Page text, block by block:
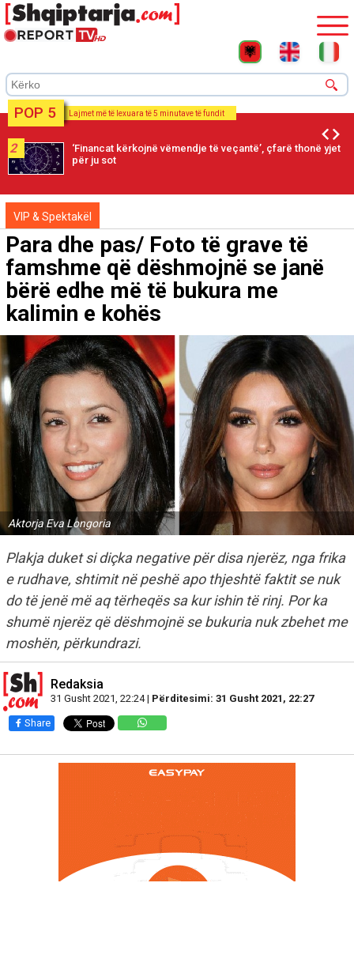
POP 5 Lajmet më të lexuara të 5 minutave të fundit
2
‘Financat kërkojnë vëmendje të veçantë’, çfarë thonë yjet
për ju sot
VIP & Spektakël
Para dhe pas/ Foto të grave të
famshme që dëshmojnë se janë
bërë edhe më të bukura me
kalimin e kohës
Aktorja Eva Longoria
Plakja duket si diçka negative për disa njerëz, nga frika
e rudhave, shtimit në peshë apo thjeshtë faktit se nuk
do të jenë më aq tërheqës sa kur ishin të rinj. Por ka
shumë njerëz që dëshmojnë se bukuria nuk zbehet me
moshën, përkundrazi.
Redaksia
31 Gusht 2021, 22:24 | Përditesimi: 31 Gusht 2021, 22:27
Share